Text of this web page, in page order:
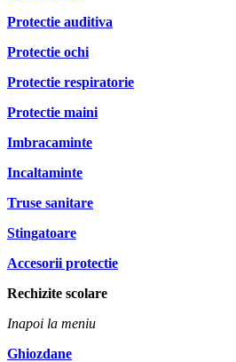
Protectie auditiva
Protectie ochi
Protectie respiratorie
Protectie maini
Imbracaminte
Incaltaminte
Truse sanitare
Stingatoare
Accesorii protectie
Rechizite scolare
Inapoi la meniu
Ghiozdane